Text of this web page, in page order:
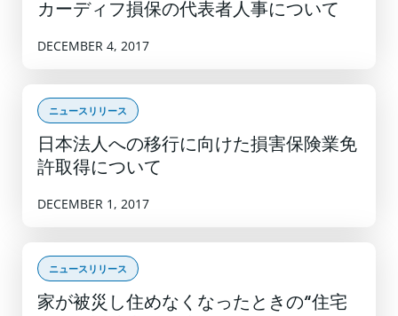
カーディフ損保の代表者人事について
DECEMBER 4, 2017
ニュースリリース
日本法人への移行に向けた損害保険業免
許取得について
DECEMBER 1, 2017
ニュースリリース
家が被災し住めなくなったときの“住宅